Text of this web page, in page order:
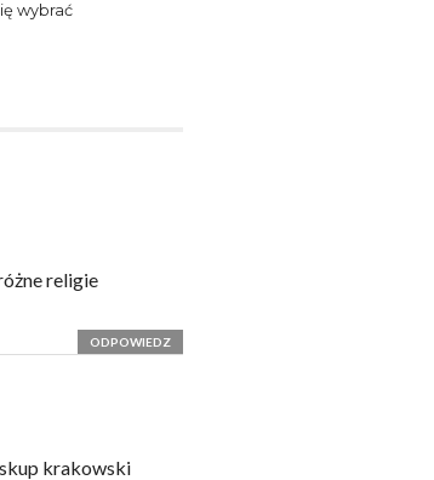
wybrać
religie
ODPOWIEDZ
krakowski